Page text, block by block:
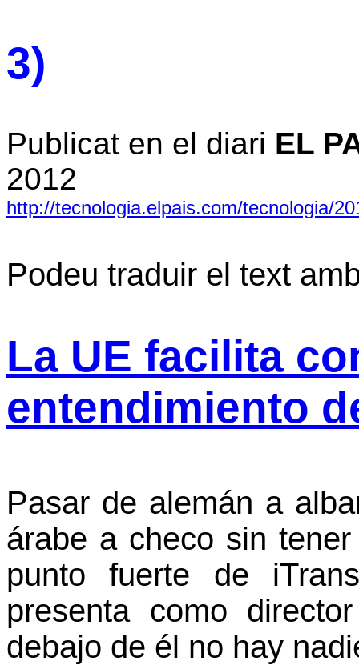
3)
Publicat en el diari EL
2012
http://tecnologia.elpais.com/tecnologia/
Podeu traduir el text
La UE facilita
entendimiento
Pasar de alemán a
árabe a checo sin
punto fuerte de
presenta como
debajo de él no hay